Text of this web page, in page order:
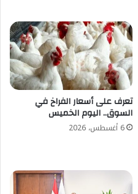
تعرف على أسعار الفراخ في
السوق.. اليوم الخميس
6 أغسطس، 2026